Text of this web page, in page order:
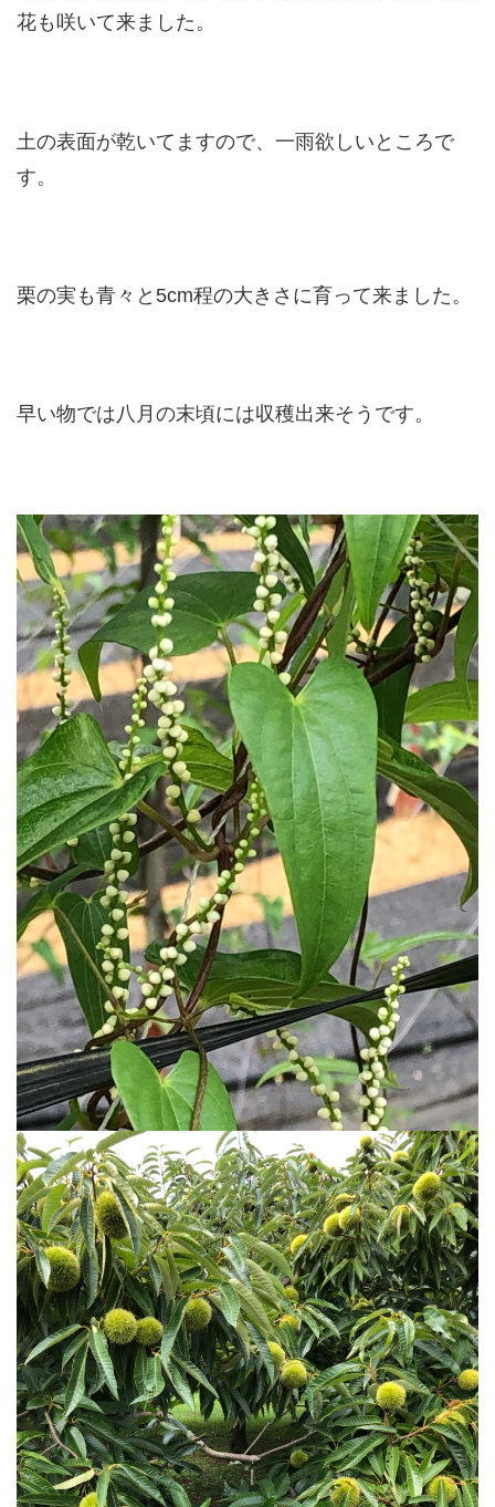
花も咲いて来ました。
土の表面が乾いてますので、一雨欲しいところで
す。
栗の実も青々と5cm程の大きさに育って来ました。
早い物では八月の末頃には収穫出来そうです。